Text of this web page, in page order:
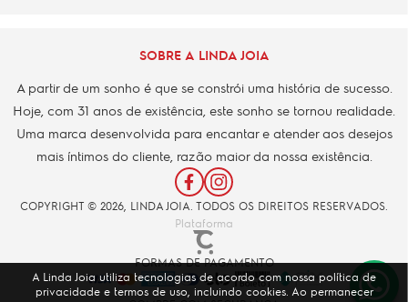
SOBRE A LINDA JOIA
A partir de um sonho é que se constrói uma história de sucesso.
Hoje, com 31 anos de existência, este sonho se tornou realidade.
Uma marca desenvolvida para encantar e atender aos desejos
mais íntimos do cliente, razão maior da nossa existência.
COPYRIGHT © 2026, LINDA JOIA. TODOS OS DIREITOS RESERVADOS.
Plataforma
FORMAS DE PAGAMENTO
A Linda Joia utiliza tecnologias de acordo com nossa política de
privacidade e termos de uso, incluindo cookies. Ao permanecer